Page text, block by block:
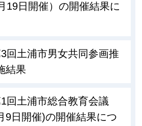
19日開催）の開催結果に
回土浦市男女共同参画推
結果
回土浦市総合教育会議
9日開催)の開催結果につ